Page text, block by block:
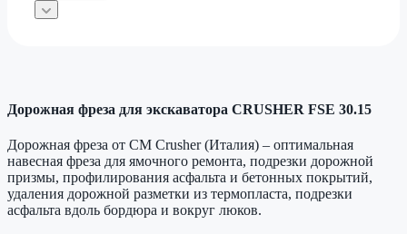
Дорожная фреза для экскаватора CRUSHER FSE 30.15
Дорожная фреза от CM Crusher (Италия) – оптимальная
навесная фреза для ямочного ремонта, подрезки дорожной
призмы, профилирования асфальта и бетонных покрытий,
удаления дорожной разметки из термопласта, подрезки
асфальта вдоль бордюра и вокруг люков.